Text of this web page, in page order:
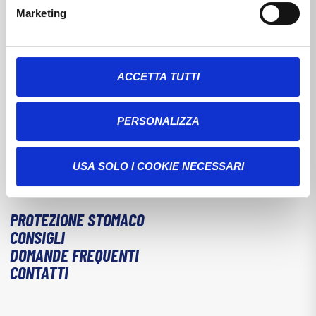
Per maggiori informazioni, consulta la nostra Cookie
Marketing
ACCETTA TUTTI
PERSONALIZZA
USA SOLO I COOKIE NECESSARI
Mal di Schiena
Dolori Muscolari
Dolori Osteoarticolari
Dolori Mestruali
Mal di Testa
PROTEZIONE STOMACO
CONSIGLI
DOMANDE FREQUENTI
CONTATTI